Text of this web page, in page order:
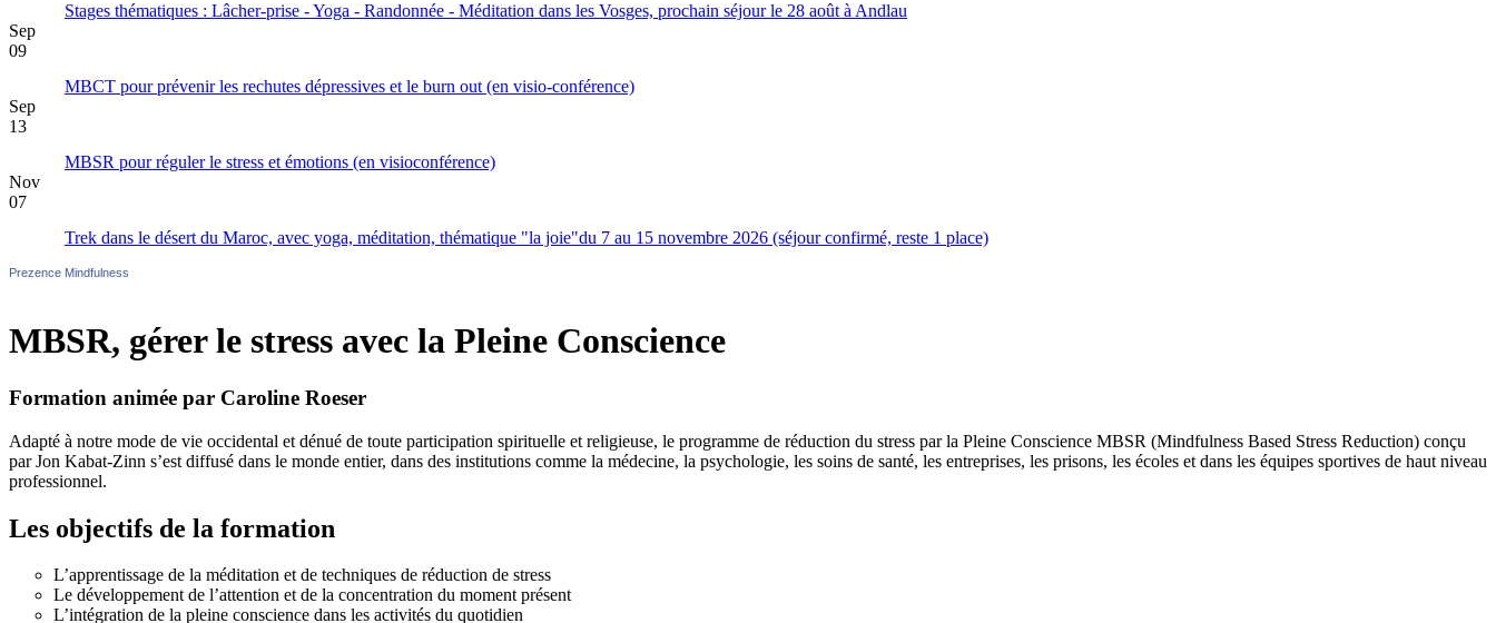
Stages thématiques : Lâcher-prise - Yoga - Randonnée - Méditation dans les Vosges, prochain séjour le 28 août à Andlau
Sep
09
MBCT pour prévenir les rechutes dépressives et le burn out (en visio-conférence)
Sep
13
MBSR pour réguler le stress et émotions (en visioconférence)
Nov
07
Trek dans le désert du Maroc, avec yoga, méditation, thématique "la joie"du 7 au 15 novembre 2026 (séjour confirmé, reste 1 place)
Prezence Mindfulness
MBSR, gérer le stress avec la Pleine Conscience
Formation animée par Caroline Roeser
Adapté à notre mode de vie occidental et dénué de toute participation spirituelle et religieuse, le programme de réduction du stress par la Pleine Conscience MBSR (Mindfulness Based Stress Reduction) conçu
par Jon Kabat-Zinn s’est diffusé dans le monde entier, dans des institutions comme la médecine, la psychologie, les soins de santé, les entreprises, les prisons, les écoles et dans les équipes sportives de haut niveau
professionnel.
Les objectifs de la formation
L’apprentissage de la méditation et de techniques de réduction de stress
Le développement de l’attention et de la concentration du moment présent
L’intégration de la pleine conscience dans les activités du quotidien